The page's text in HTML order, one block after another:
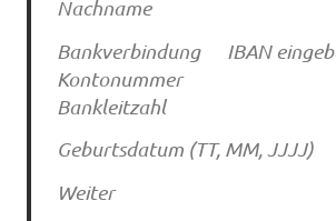
Nachname
Bankverbindung IBAN
Kontonummer
Bankleitzahl
Geburtsdatum (TT, MM, JJJJ)
Weiter